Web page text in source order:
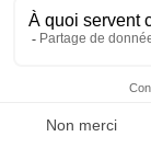
Notre
commentaires